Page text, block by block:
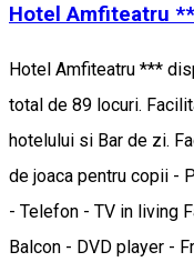
Hotel Amfiteatru
Hotel Amfiteatru ***
total de 89 locuri.
hotelului si Bar de zi.
de joaca pentru copii -
- Telefon - TV in living
Balcon - DVD player -